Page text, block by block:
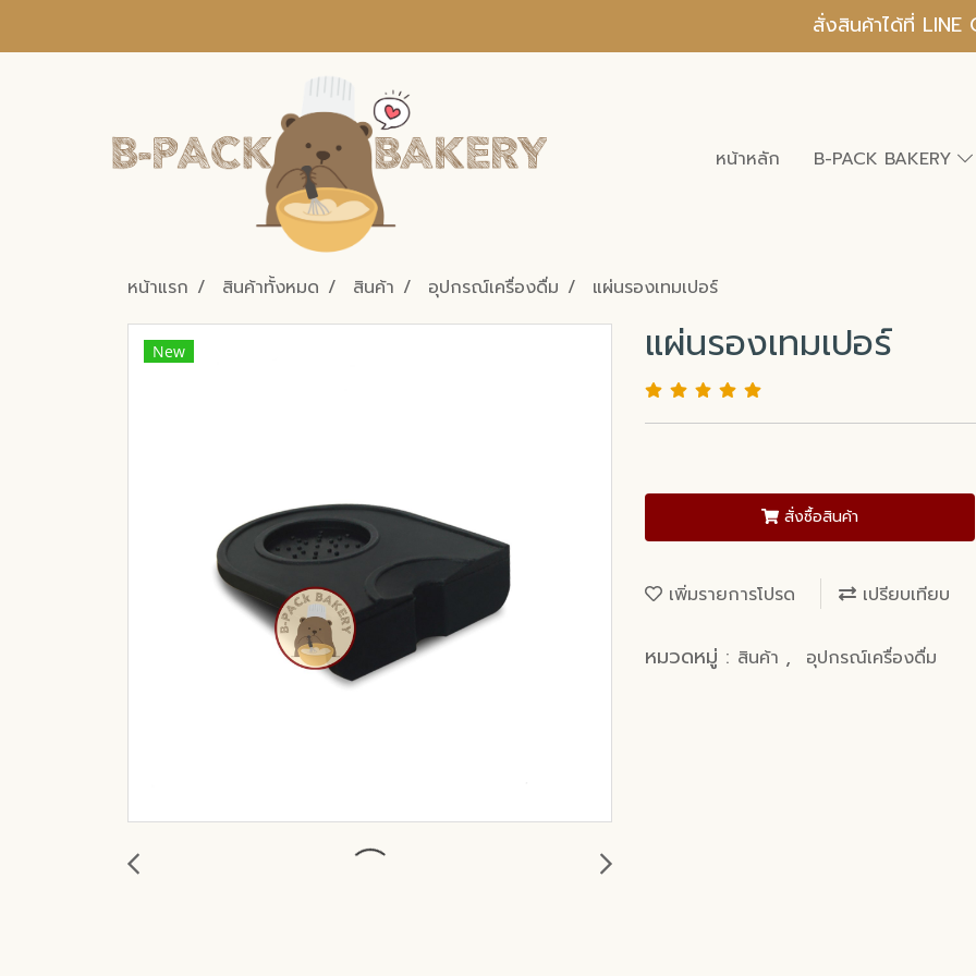
สั่งสินค้าได้ที่
หน้าหลัก B-PACK BAKERY
หน้าแรก สินค้าทั้งหมด สินค้า อุปกรณ์เครื่องดื่ม แผ่นรองเทมเปอร์
New แผ่นรองเทมเปอร์
สั่งซื้อสินค้า
เพิ่มรายการโปรด เปรียบเทียบ
หมวดหมู่ : สินค้า , อุปกรณ์เครื่องดื่ม